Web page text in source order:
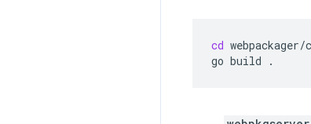
cd webpackager/
go build